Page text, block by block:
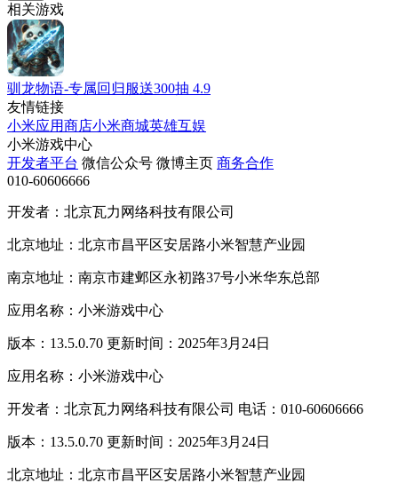
相关游戏
驯龙物语-专属回归服送300抽 4.9
友情链接
小米应用商店小米商城英雄互娱
小米游戏中心
开发者平台 微信公众号 微博主页 商务合作
010-60606666
开发者：北京瓦力网络科技有限公司
北京地址：北京市昌平区安居路小米智慧产业园
南京地址：南京市建邺区永初路37号小米华东总部
应用名称：小米游戏中心
版本：13.5.0.70 更新时间：2025年3月24日
应用名称：小米游戏中心
开发者：北京瓦力网络科技有限公司 电话：010-60606666
版本：13.5.0.70 更新时间：2025年3月24日
北京地址：北京市昌平区安居路小米智慧产业园